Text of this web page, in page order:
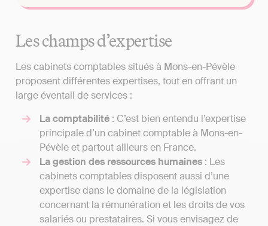
Les champs d’expertise
Les cabinets comptables situés à Mons-en-Pévèle
proposent différentes expertises, tout en offrant un
large éventail de services :
La comptabilité : C’est bien entendu l’expertise
principale d’un cabinet comptable à Mons-en-
Pévèle et partout ailleurs en France.
La gestion des ressources humaines : Les
cabinets comptables disposent aussi d’une
expertise dans le domaine de la législation
concernant la rémunération et les droits de vos
salariés ou prestataires. Si vous envisagez de